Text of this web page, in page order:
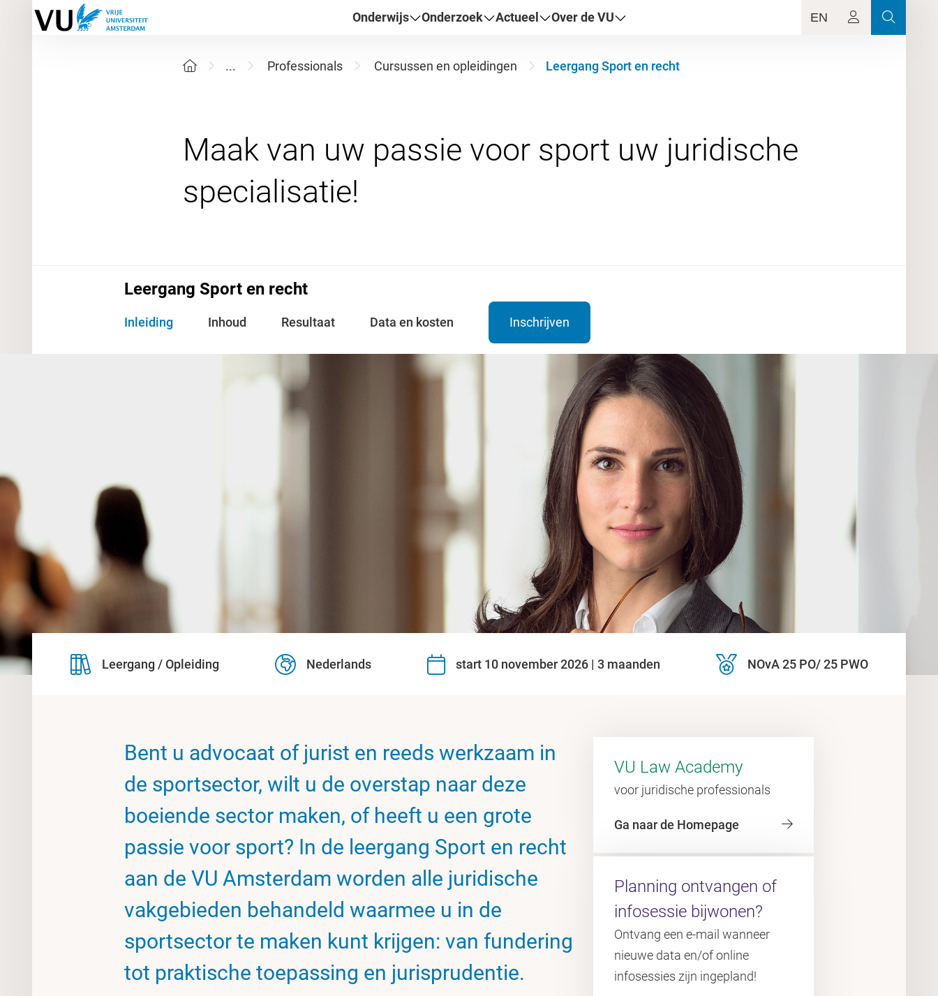
Onderwijs Onderzoek Actueel Over de VU EN
... Professionals Cursussen en opleidingen Leergang Sport en recht
Maak van uw passie voor sport uw juridische
Leergang Sport en recht
Inleiding Inhoud Resultaat Data en kosten Inschrijven
Leergang / Opleiding Nederlands start 10 november 2026 | 3 maanden NOvA 25 PO/ 25 PWO
Bent u advocaat of jurist en reeds werkzaam in
de sportsector, wilt u de overstap naar deze
boeiende sector maken, of heeft u een grote
passie voor sport? In de leergang Sport en recht
aan de VU Amsterdam worden alle juridische
vakgebieden behandeld waarmee u in de
sportsector te maken kunt krijgen: van fundering
tot praktische toepassing en jurisprudentie.
VU Law Academy
voor juridische professionals
Ga naar de Homepage
Planning ontvangen of
infosessie bijwonen?
Ontvang een e-mail wanneer
nieuwe data en/of online
infosessies zijn ingepland!